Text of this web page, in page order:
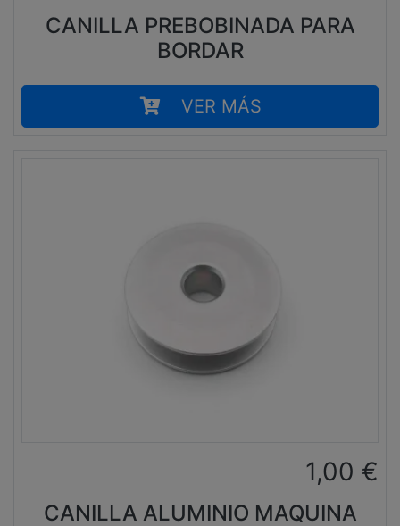
CANILLA PREBOBINADA PARA
BORDAR
VER MÁS
1,00 €
CANILLA ALUMINIO MAQUINA